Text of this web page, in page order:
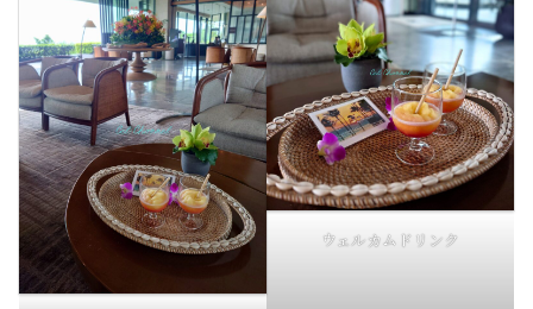
ウェルカムドリンク